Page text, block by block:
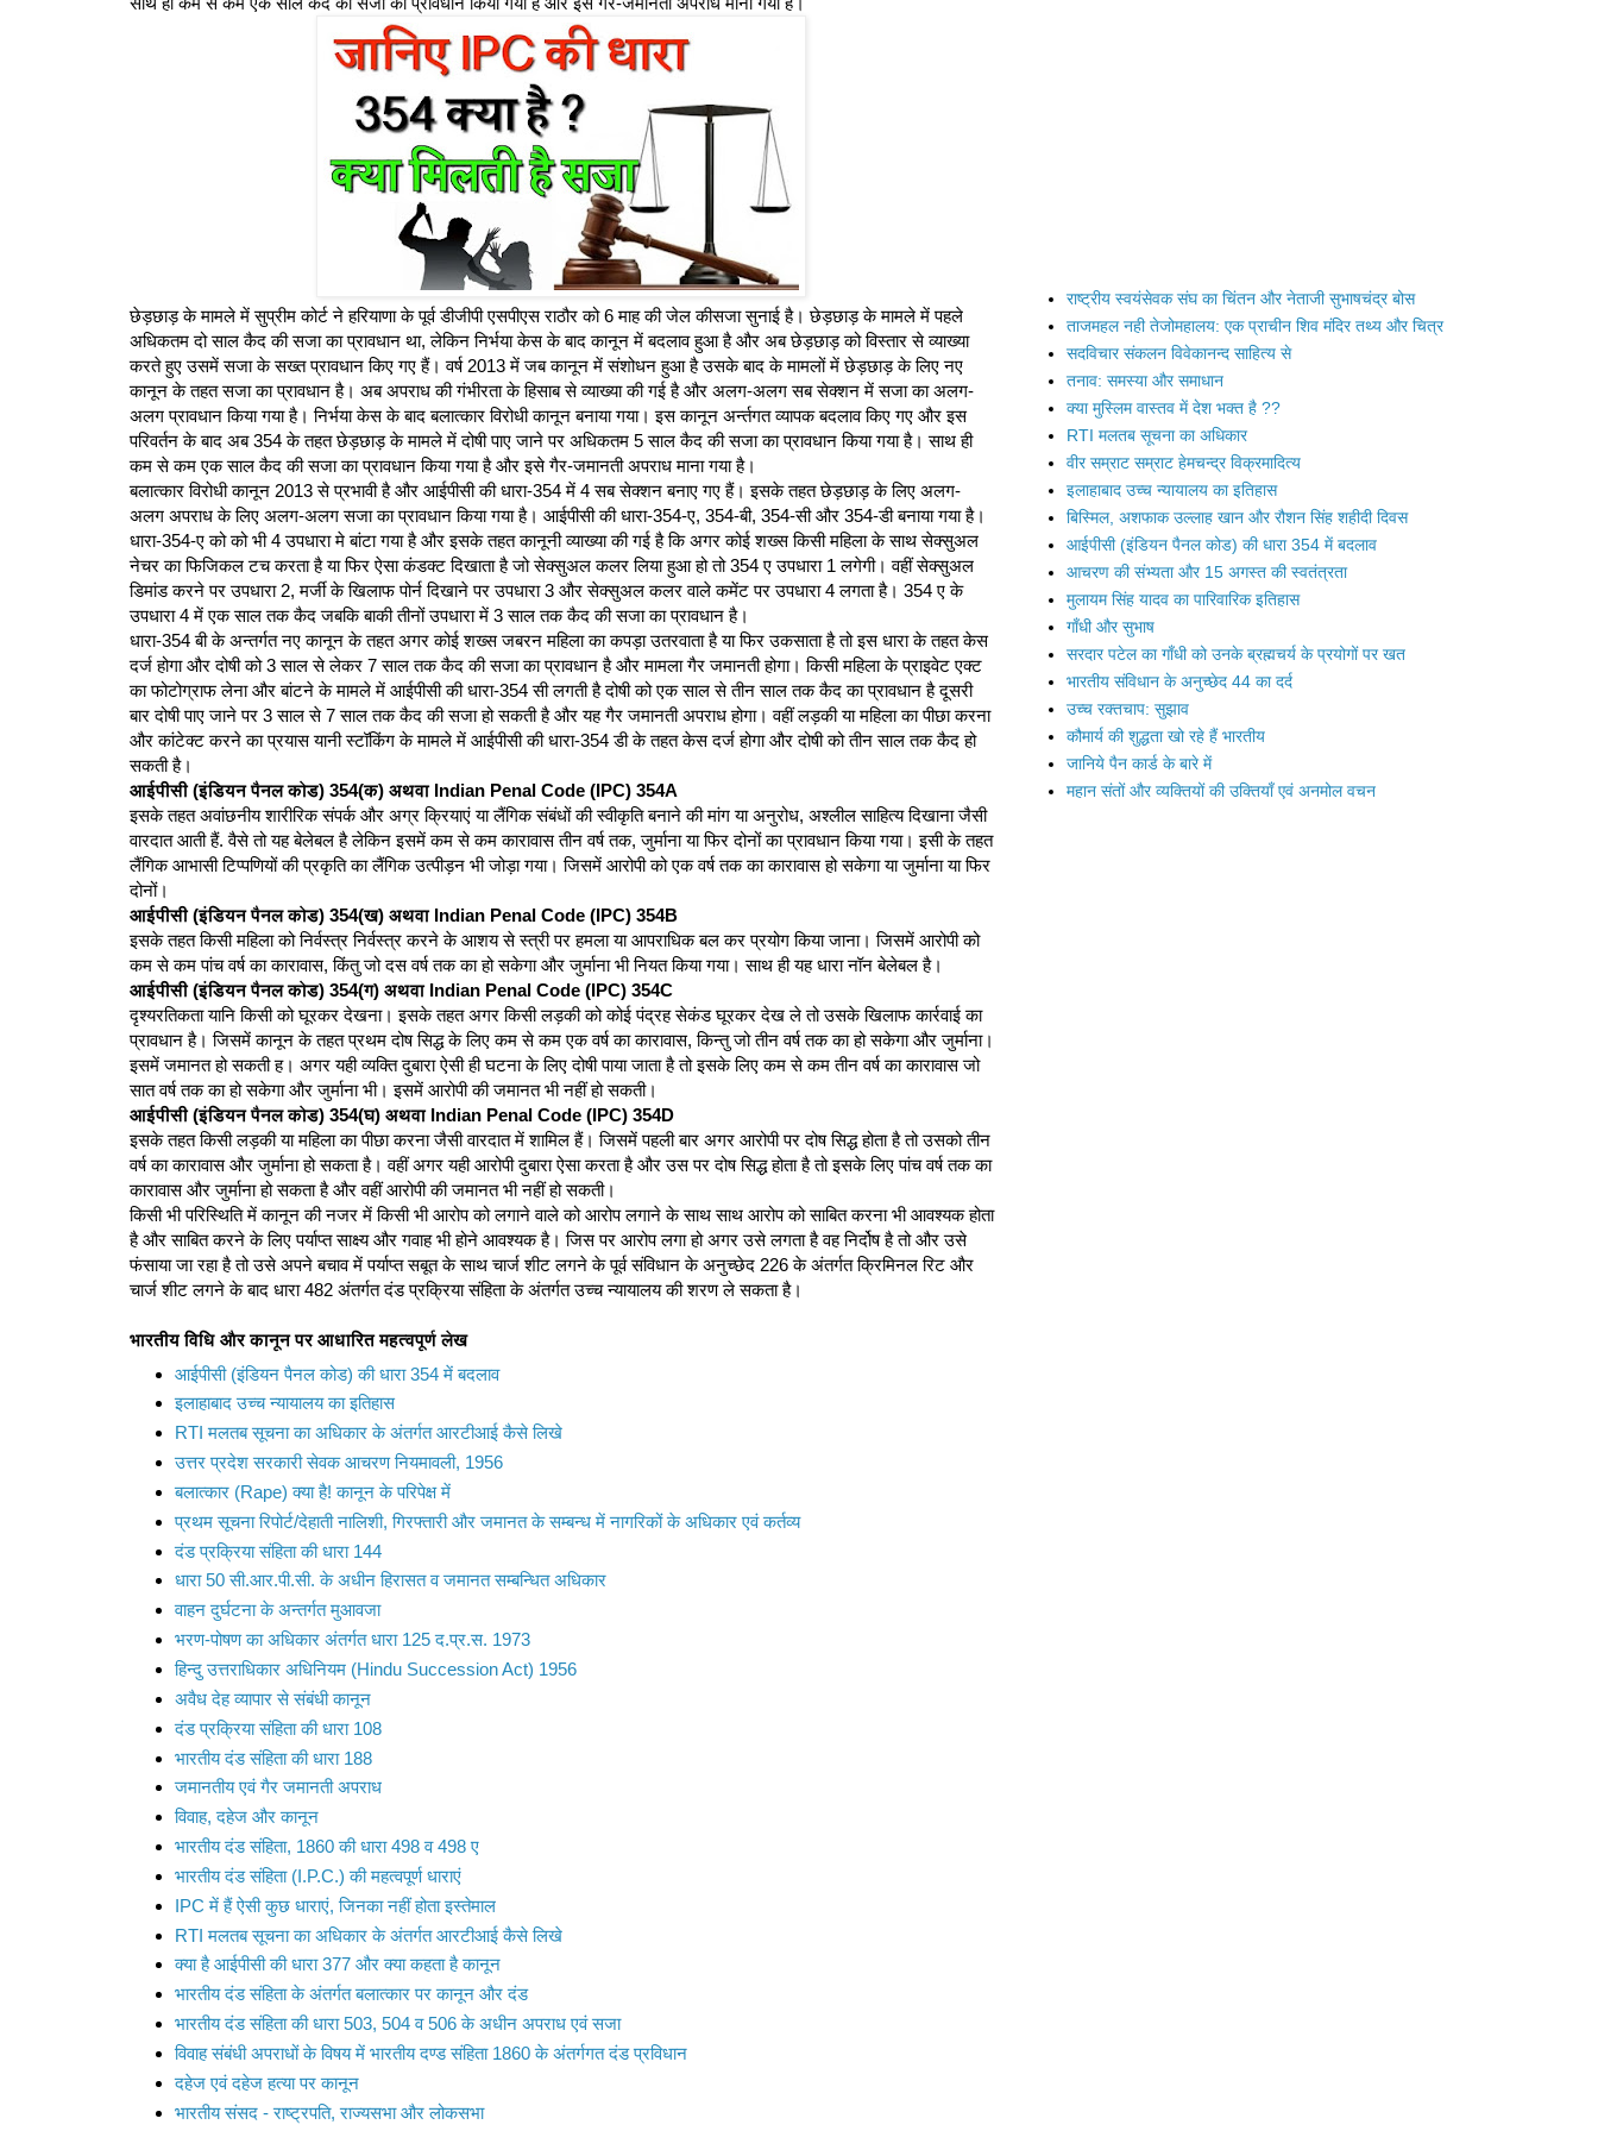
छेड़छाड़ के मामले में सुप्रीम कोर्ट ने हरियाणा के पूर्व डीजीपी एसपीएस राठौर को 6 माह की जेल कीसजा सुनाई है। छेड़छाड़ के मामले में पहले
अधिकतम दो साल कैद की सजा का प्रावधान था, लेकिन निर्भया केस के बाद कानून में बदलाव हुआ है और अब छेड़छाड़ को विस्तार से व्याख्या
करते हुए उसमें सजा के सख्त प्रावधान किए गए हैं। वर्ष 2013 में जब कानून में संशोधन हुआ है उसके बाद के मामलों में छेड़छाड़ के लिए नए
कानून के तहत सजा का प्रावधान है। अब अपराध की गंभीरता के हिसाब से व्याख्या की गई है और अलग-अलग सब सेक्शन में सजा का अलग-
अलग प्रावधान किया गया है। निर्भया केस के बाद बलात्कार विरोधी कानून बनाया गया। इस कानून अर्न्‍तगत व्यापक बदलाव किए गए और इस
परिवर्तन के बाद अब 354 के तहत छेड़छाड़ के मामले में दोषी पाए जाने पर अधिकतम 5 साल कैद की सजा का प्रावधान किया गया है। साथ ही
कम से कम एक साल कैद की सजा का प्रावधान किया गया है और इसे गैर-जमानती अपराध माना गया है।
बलात्‍कार विरोधी कानून 2013 से प्रभावी है और आईपीसी की धारा-354 में 4 सब सेक्शन बनाए गए हैं। इसके तहत छेड़छाड़ के लिए अलग-
अलग अपराध के लिए अलग-अलग सजा का प्रावधान किया गया है। आईपीसी की धारा-354-ए, 354-बी, 354-सी और 354-डी बनाया गया है।
धारा-354-ए को को भी 4 उपधारा मे बांटा गया है और इसके तहत कानूनी व्याख्या की गई है कि अगर कोई शख्स किसी महिला के साथ सेक्सुअल
नेचर का फिजिकल टच करता है या फिर ऐसा कंडक्ट दिखाता है जो सेक्सुअल कलर लिया हुआ हो तो 354 ए उपधारा 1 लगेगी। वहीं सेक्सुअल
डिमांड करने पर उपधारा 2, मर्जी के खिलाफ पोर्न दिखाने पर उपधारा 3 और सेक्सुअल कलर वाले कमेंट पर उपधारा 4 लगता है। 354 ए के
उपधारा 4 में एक साल तक कैद जबकि बाकी तीनों उपधारा में 3 साल तक कैद की सजा का प्रावधान है।
धारा-354 बी के अन्तर्गत नए कानून के तहत अगर कोई शख्स जबरन महिला का कपड़ा उतरवाता है या फिर उकसाता है तो इस धारा के तहत केस
दर्ज होगा और दोषी को 3 साल से लेकर 7 साल तक कैद की सजा का प्रावधान है और मामला गैर जमानती होगा। किसी महिला के प्राइवेट एक्ट
का फोटोग्राफ लेना और बांटने के मामले में आईपीसी की धारा-354 सी लगती है दोषी को एक साल से तीन साल तक कैद का प्रावधान है दूसरी
बार दोषी पाए जाने पर 3 साल से 7 साल तक कैद की सजा हो सकती है और यह गैर जमानती अपराध होगा। वहीं लड़की या महिला का पीछा करना
और कांटेक्ट करने का प्रयास यानी स्टॉकिंग के मामले में आईपीसी की धारा-354 डी के तहत केस दर्ज होगा और दोषी को तीन साल तक कैद हो
सकती है।
आईपीसी (इंडियन पैनल कोड) 354(क) अथवा Indian Penal Code (IPC) 354A
इसके तहत अवांछनीय शारीरिक संपर्क और अग्र क्रियाएं या लैंगिक संबंधों की स्वीकृति बनाने की मांग या अनुरोध, अश्लील साहित्य दिखाना जैसी
वारदात आती हैं. वैसे तो यह बेलेबल है लेकिन इसमें कम से कम कारावास तीन वर्ष तक, जुर्माना या फिर दोनों का प्रावधान किया गया। इसी के तहत
लैंगिक आभासी टिप्पणियों की प्रकृति का लैंगिक उत्पीड़न भी जोड़ा गया। जिसमें आरोपी को एक वर्ष तक का कारावास हो सकेगा या जुर्माना या फिर
दोनों।
आईपीसी (इंडियन पैनल कोड) 354(ख) अथवा Indian Penal Code (IPC) 354B
इसके तहत किसी महिला को निर्वस्त्र निर्वस्त्र करने के आशय से स्त्री पर हमला या आपराधिक बल कर प्रयोग किया जाना। जिसमें आरोपी को
कम से कम पांच वर्ष का कारावास, किंतु जो दस वर्ष तक का हो सकेगा और जुर्माना भी नियत किया गया। साथ ही यह धारा नॉन बेलेबल है।
आईपीसी (इंडियन पैनल कोड) 354(ग) अथवा Indian Penal Code (IPC) 354C
दृश्यरतिकता यानि किसी को घूरकर देखना। इसके तहत अगर किसी लड़की को कोई पंद्रह सेकंड घूरकर देख ले तो उसके खिलाफ कार्रवाई का
प्रावधान है। जिसमें कानून के तहत प्रथम दोष सिद्ध के लिए कम से कम एक वर्ष का कारावास, किन्तु जो तीन वर्ष तक का हो सकेगा और जुर्माना।
इसमें जमानत हो सकती ह। अगर यही व्यक्ति दुबारा ऐसी ही घटना के लिए दोषी पाया जाता है तो इसके लिए कम से कम तीन वर्ष का कारावास जो
सात वर्ष तक का हो सकेगा और जुर्माना भी। इसमें आरोपी की जमानत भी नहीं हो सकती।
आईपीसी (इंडियन पैनल कोड) 354(घ) अथवा Indian Penal Code (IPC) 354D
इसके तहत किसी लड़की या महिला का पीछा करना जैसी वारदात में शामिल हैं। जिसमें पहली बार अगर आरोपी पर दोष सिद्ध होता है तो उसको तीन
वर्ष का कारावास और जुर्माना हो सकता है। वहीं अगर यही आरोपी दुबारा ऐसा करता है और उस पर दोष सिद्ध होता है तो इसके लिए पांच वर्ष तक का
कारावास और जुर्माना हो सकता है और वहीं आरोपी की जमानत भी नहीं हो सकती।
किसी भी परिस्थिति में कानून की नजर में किसी भी आरोप को लगाने वाले को आरोप लगाने के साथ साथ आरोप को साबित करना भी आवश्यक होता
है और साबित करने के लिए पर्याप्त साक्ष्य और गवाह भी होने आवश्यक है। जिस पर आरोप लगा हो अगर उसे लगता है वह निर्दोष है तो और उसे
फंसाया जा रहा है तो उसे अपने बचाव में पर्याप्त सबूत के साथ चार्ज शीट लगने के पूर्व संविधान के अनुच्छेद 226 के अंतर्गत क्रिमिनल रिट और
चार्ज शीट लगने के बाद धारा 482 अंतर्गत दंड प्रक्रिया संहिता के अंतर्गत उच्च न्यायालय की शरण ले सकता है।
भारतीय विधि और कानून पर आधारित महत्वपूर्ण लेख
आईपीसी (इंडियन पैनल कोड) की धारा 354 में बदलाव
इलाहाबाद उच्च न्यायालय का इतिहास
RTI मलतब सूचना का अधिकार के अंतर्गत आरटीआई कैसे लिखे
उत्तर प्रदेश सरकारी सेवक आचरण नियमावली, 1956
बलात्कार (Rape) क्या है! कानून के परिपेक्ष में
प्रथम सूचना रिपोर्ट/देहाती नालिशी, गिरफ्तारी और जमानत के सम्बन्ध में नागरिकों के अधिकार एवं कर्तव्य
दंड प्रक्रिया संहिता की धारा 144
धारा 50 सी.आर.पी.सी. के अधीन हिरासत व जमानत सम्बन्धित अधिकार
वाहन दुर्घटना के अन्तर्गत मुआवजा
भरण-पोषण का अधिकार अंतर्गत धारा 125 द.प्र.स. 1973
हिन्दु उत्तराधिकार अधिनियम (Hindu Succession Act) 1956
अवैध देह व्यापार से संबंधी कानून
दंड प्रक्रिया संहिता की धारा 108
भारतीय दंड संहिता की धारा 188
जमानतीय एवं गैर जमानती अपराध
विवाह, दहेज और कानून
भारतीय दंड संहिता, 1860 की धारा 498 व 498 ए
भारतीय दंड संहिता (I.P.C.) की महत्वपूर्ण धाराएं
IPC में हैं ऐसी कुछ धाराएं, जिनका नहीं होता इस्तेमाल
RTI मलतब सूचना का अधिकार के अंतर्गत आरटीआई कैसे लिखे
क्‍या है आईपीसी की धारा 377 और क्या कहता है कानून
भारतीय दंड संहिता के अंतर्गत बलात्कार पर कानून और दंड
भारतीय दंड संहिता की धारा 503, 504 व 506 के अधीन अपराध एवं सजा
विवाह संबंधी अपराधों के विषय में भारतीय दण्ड संहिता 1860 के अंतर्गगत दंड प्रविधान
दहेज एवं दहेज हत्या पर कानून
भारतीय संसद - राष्ट्रपति, राज्यसभा और लोकसभा
राष्ट्रीय स्वयंसेवक संघ का चिंतन और नेताजी सुभाषचंद्र बोस
ताजमहल नही तेजोमहालय: एक प्राचीन शिव मंदिर तथ्य और चित्र
सदविचार संकलन विवेकानन्द साहित्य से
तनाव: समस्या और समाधान
क्या मुस्लिम वास्तव में देश भक्त है ??
RTI मलतब सूचना का अधिकार
वीर सम्राट सम्राट हेमचन्द्र विक्रमादित्य
इलाहाबाद उच्च न्यायालय का इतिहास
बिस्मिल, अशफाक उल्लाह खान और रौशन सिंह शहीदी दिवस
आईपीसी (इंडियन पैनल कोड) की धारा 354 में बदलाव
आचरण की संभ्यता और 15 अगस्त की स्वतंत्रता
मुलायम सिंह यादव का पारिवारिक इतिहास
गाँधी और सुभाष
सरदार पटेल का गाँधी को उनके ब्रह्मचर्य के प्रयोगों पर खत
भारतीय संविधान के अनुच्छेद 44 का दर्द
उच्च रक्तचाप: सुझाव
कौमार्य की शुद्धता खो रहे हैं भारतीय
जानिये पैन कार्ड के बारे में
महान संतों और व्यक्तियों की उक्तियाँ एवं अनमोल वचन